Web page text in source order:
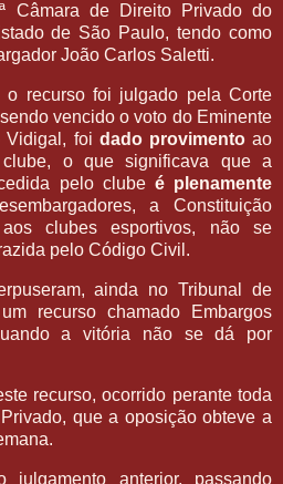
Câmara de Direito Privado do
de São Paulo, tendo como
João Carlos Saletti.
recurso foi julgado pela Corte
vencido o voto do Eminente
Vidigal, foi dado provimentoao
clube, o que significava que a
pelo clube é plenamente
a Constituição
clubes esportivos, não se
pelo Código Civil.
ainda no Tribunal de
recurso chamado Embargos
a vitória não se dá por
recurso, ocorrido perante toda
que a oposição obteve a
anterior, passando